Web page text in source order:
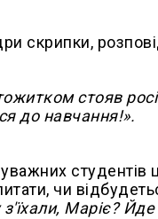
скрипки,
стояв
до навчання!».
студентів
чи
Маріє? Йде